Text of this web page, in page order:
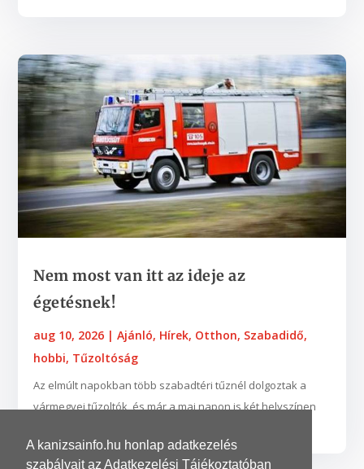
A kanizsainfo.hu honlap adatkezelés
szabályait az Adatkezelési Tájékoztatóban
Nem most van itt az ideje az
égetésnek!
aug 10, 2026 |Ajánló, Hírek, Otthon, Szabadidő,
hobbi, Tűzoltóság
Az elmúlt napokban több szabadtéri tűznél dolgoztak a
vármegyei tűzoltók, és már a mai napon is két helyszínen